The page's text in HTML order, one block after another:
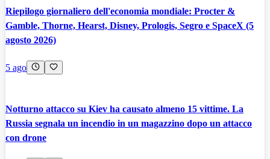
Riepilogo giornaliero dell'economia mondiale: Procter &
Gamble, Thorne, Hearst, Disney, Prologis, Segro e SpaceX (5
agosto 2026)
5 ago
Notturno attacco su Kiev ha causato almeno 15 vittime. La
Russia segnala un incendio in un magazzino dopo un attacco
con drone